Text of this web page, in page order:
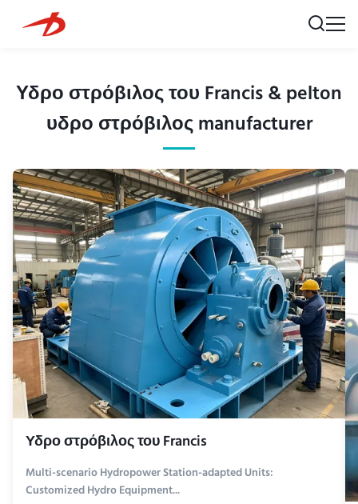
Υδρο στρόβιλος του Francis & pelton
υδρο στρόβιλος manufacturer
Υδρο στρόβιλος του Francis
Multi-scenario Hydropower Station-adapted Units:
Customized Hydro Equipment...